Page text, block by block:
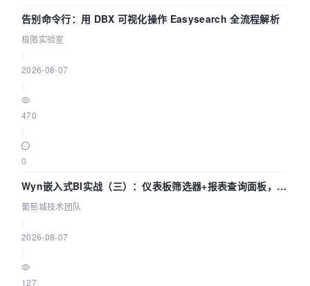
告别命令行：用 DBX 可视化操作 Easysearch 全流程解析
极限实验室
2026-08-07
470
0
Wyn嵌入式BI实战（三）：仪表板筛选器+报表查询面板，参
数联动全闭环
葡萄城技术团队
2026-08-07
127